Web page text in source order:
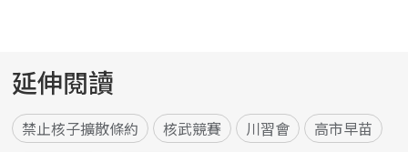
延伸閱讀
禁止核子擴散條約 核武競賽 川習會
高市早苗